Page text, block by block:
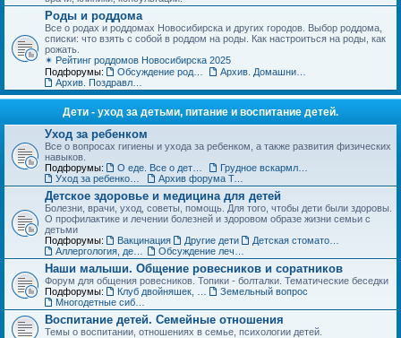
Роды и роддома
Все о родах и роддомах Новосибирска и других городов. Выбор роддома,
списки: что взять с собой в роддом на роды. Как настроиться на роды, как
рожать.
✴ Рейтинг роддомов Новосибирска 2025
Подфорумы:
Дети - уход за детьми, питание и воспитание детей.
Уход за ребенком
Все о вопросах гигиены и ухода за ребенком, а также развития физических
навыков.
Подфорумы:
Архив форума Товары для детей
Детское здоровье и медицина для детей
Болезни, врачи, уход, советы, помощь. Для того, чтобы дети были здоровы.
О профилактике и лечении болезней и здоровом образе жизни семьи с
детьми
Подфорумы:
Вакцинация Другие дети
Наши малыши. Общение ровесников и соратников
Форум для общения ровесников. Топики - болталки. Тематические беседки
Подфорумы:
Земельный вопрос
Воспитание детей. Семейные отношения
Темы о воспитании, отношениях в семье, психологии детей.